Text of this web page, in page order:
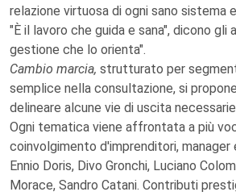
relazione virtuosa di ogni sano sistema
"È il lavoro che guida e sana", dicono gli
gestione che lo orienta".
Cambio marcia, strutturato per
semplice nella consultazione, si
delineare alcune vie di uscita
Ogni tematica viene affrontata a più
coinvolgimento d'imprenditori, manager
Ennio Doris, Divo Gronchi, Luciano
Morace, Sandro Catani. Contributi